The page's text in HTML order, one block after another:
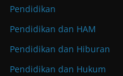
Pendidikan
Pendidikan dan HAM
Pendidikan dan Hiburan
Pendidikan dan Hukum